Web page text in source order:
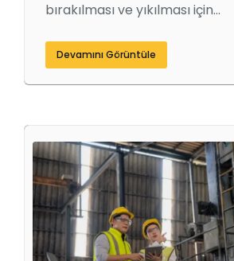
bırakılması ve yıkılması için…
Devamını Görüntüle